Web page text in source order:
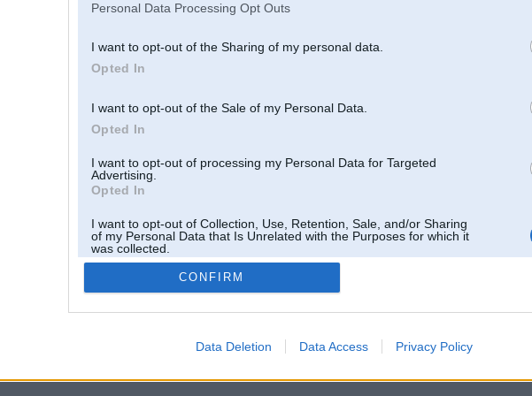
Personal Data Processing Opt Outs
I want to opt-out of the Sharing of my personal data.
Opted In
I want to opt-out of the Sale of my Personal Data.
Opted In
I want to opt-out of processing my Personal Data for Targeted
Advertising.
Opted In
I want to opt-out of Collection, Use, Retention, Sale, and/or Sharing
of my Personal Data that Is Unrelated with the Purposes for which it
was collected.
Opted Out
CONFIRM
Data Deletion Data Access Privacy Policy
94 viesi
darbojas
gada 14. maija. Tas nav auto klubs un nav saistīts ar